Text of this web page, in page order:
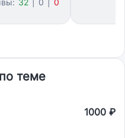
32 0 0
теме
1000 ₽